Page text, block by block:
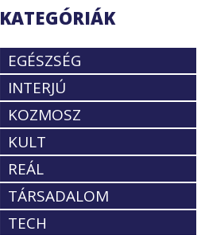
KATEGÓRIÁK
EGÉSZSÉG
INTERJÚ
KOZMOSZ
KULT
REÁL
TÁRSADALOM
TECH